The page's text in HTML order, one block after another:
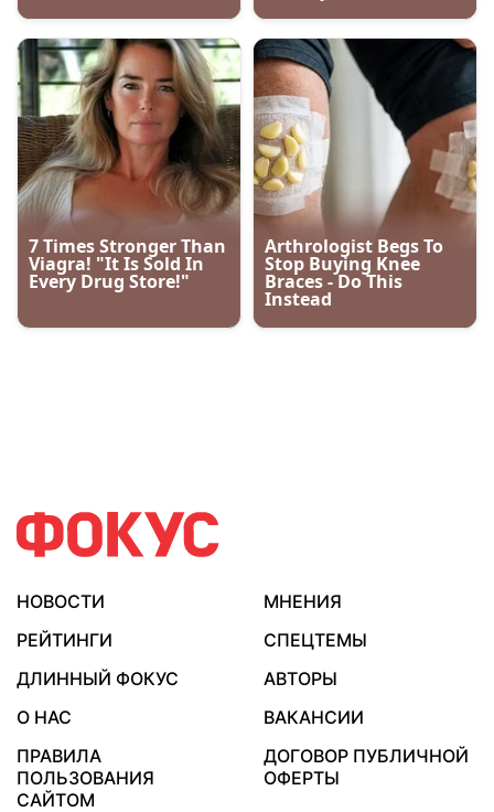
НОВОСТИ
МНЕНИЯ
РЕЙТИНГИ
СПЕЦТЕМЫ
ДЛИННЫЙ ФОКУС
АВТОРЫ
О НАС
ВАКАНСИИ
ПРАВИЛА
ПОЛЬЗОВАНИЯ
САЙТОМ
ДОГОВОР ПУБЛИЧНОЙ
ОФЕРТЫ